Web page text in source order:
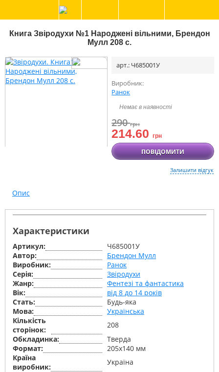
Книга Звіродухи №1 Народжені вільними, Брендон
Мулл 208 с.
арт.: Ч685001У
Виробник:
Ранок
Немає в наявності
290грн
214.60грн
ПОВІДОМИТИ
Залишити відгук
Опис
Характеристики
Артикул:
Ч685001У
Автор:
Брендон Мулл
Виробник:
Ранок
Серiя:
Звіродухи
Жанр:
Фентезі та фантастика
Вік:
від 8 до 14 років
Стать:
Будь-яка
Мова:
Українська
Кількість
сторінок:
208
Обкладинка:
Тверда
Формат:
205х140 мм
Країна
виробник:
Україна